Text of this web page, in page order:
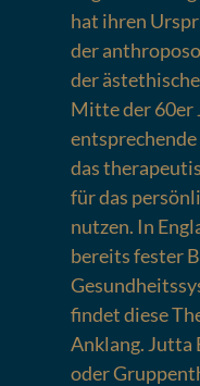
hat ihren
der
der
Mitte der 60er
das
für das
nutzen. In
bereits fester
findet diese
Anklang. Jutta
oder